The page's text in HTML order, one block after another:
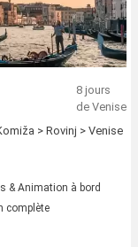
8 jours
de Venise
> Rovinj > Venise
& Animation à bord
complète